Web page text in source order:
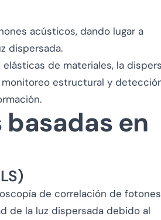
acústicos, dando lugar a
dispersada.
de materiales, la
estructural y
en
de correlación de
de la luz dispersada debido al